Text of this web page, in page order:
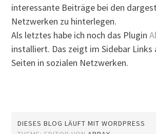
interessante Beiträge bei den
Netzwerken zu hinterlegen.
Als letztes habe ich noch das Plugin
installiert. Das zeigt im Sidebar Links
Seiten in sozialen Netzwerken.
DIESES BLOG LÄUFT MIT WORDPRESS